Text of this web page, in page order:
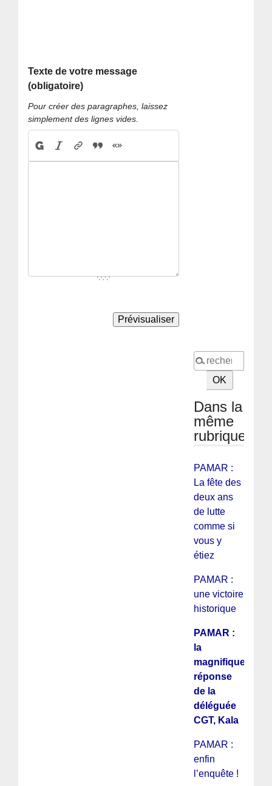
Texte de votre message
(obligatoire)
Pour créer des paragraphes, laissez
simplement des lignes vides.
Dans la
même
rubrique
PAMAR :
La fête des
deux ans
de lutte
comme si
vous y
étiez
PAMAR :
une victoire
historique
PAMAR :
la
magnifique
réponse
de la
déléguée
CGT, Kala
PAMAR :
enfin
l’enquête !